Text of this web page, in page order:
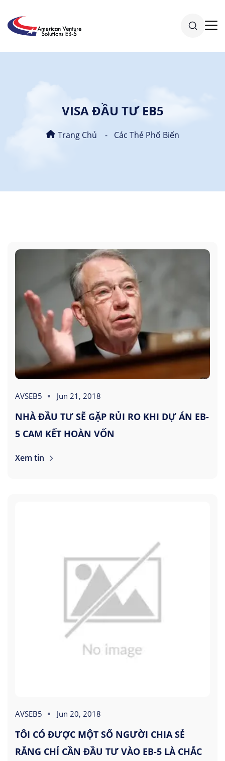
VISA ĐẦU TƯ EB5
Trang Chủ Các Thẻ Phổ Biến
AVSEB5 Jun 21, 2018
NHÀ ĐẦU TƯ SẼ GẶP RỦI RO KHI DỰ ÁN EB-
5 CAM KẾT HOÀN VỐN
Xem tin
AVSEB5 Jun 20, 2018
TÔI CÓ ĐƯỢC MỘT SỐ NGƯỜI CHIA SẺ
RẰNG CHỈ CẦN ĐẦU TƯ VÀO EB-5 LÀ CHẮC